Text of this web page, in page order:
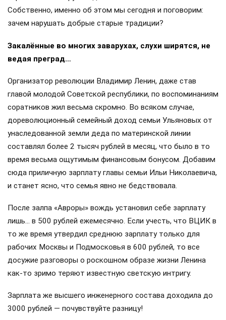
Собственно, именно об этом мы сегодня и поговорим:
зачем нарушать добрые старые традиции?
Закалённые во многих заварухах, слухи ширятся, не
ведая преград…
Организатор революции Владимир Ленин, даже став
главой молодой Советской республики, по воспоминаниям
соратников жил весьма скромно. Во всяком случае,
дореволюционный семейный доход семьи Ульяновых от
унаследованной земли деда по материнской линии
составлял более 2 тысяч рублей в месяц, что было в то
время весьма ощутимым финансовым бонусом. Добавим
сюда приличную зарплату главы семьи Ильи Николаевича,
и станет ясно, что семья явно не бедствовала.
После залпа «Авроры» вождь установил себе зарплату
лишь… в 500 рублей ежемесячно. Если учесть, что ВЦИК в
то же время утвердил среднюю зарплату только для
рабочих Москвы и Подмосковья в 600 рублей, то все
досужие разговоры о роскошном образе жизни Ленина
как-то зримо теряют известную светскую интригу.
Зарплата же высшего инженерного состава доходила до
3000 рублей — почувствуйте разницу!